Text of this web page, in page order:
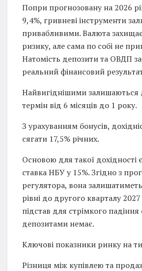
Попри прогнозовану на 2026
9,4%, гривневі інструменти
привабливими. Валюта
ризику, але сама по собі не
Натомість депозити та ОВДП
реальний фінансовий
Найвигіднішими залишаються
термін від 6 місяців до 1 року.
З урахуванням бонусів,
сягати 17,5% річних.
Основою для такої дохідності
ставка НБУ у 15%. Згідно з
регулятора, вона
рівні до другого кварталу
підстав для стрімкого падіння
депозитами немає.
Ключові показники ринку на
Різниця між купівлею та